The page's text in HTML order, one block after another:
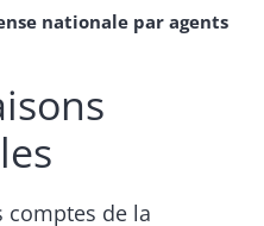
nationale par agents
comptes de la